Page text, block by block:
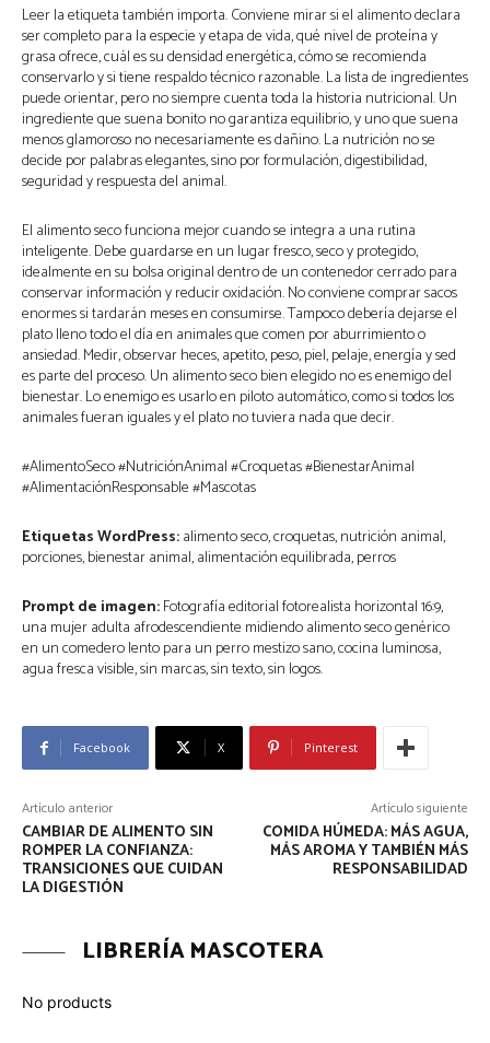
Leer la etiqueta también importa. Conviene mirar si el alimento declara
ser completo para la especie y etapa de vida, qué nivel de proteína y
grasa ofrece, cuál es su densidad energética, cómo se recomienda
conservarlo y si tiene respaldo técnico razonable. La lista de ingredientes
puede orientar, pero no siempre cuenta toda la historia nutricional. Un
ingrediente que suena bonito no garantiza equilibrio, y uno que suena
menos glamoroso no necesariamente es dañino. La nutrición no se
decide por palabras elegantes, sino por formulación, digestibilidad,
seguridad y respuesta del animal.
El alimento seco funciona mejor cuando se integra a una rutina
inteligente. Debe guardarse en un lugar fresco, seco y protegido,
idealmente en su bolsa original dentro de un contenedor cerrado para
conservar información y reducir oxidación. No conviene comprar sacos
enormes si tardarán meses en consumirse. Tampoco debería dejarse el
plato lleno todo el día en animales que comen por aburrimiento o
ansiedad. Medir, observar heces, apetito, peso, piel, pelaje, energía y sed
es parte del proceso. Un alimento seco bien elegido no es enemigo del
bienestar. Lo enemigo es usarlo en piloto automático, como si todos los
animales fueran iguales y el plato no tuviera nada que decir.
#AlimentoSeco #NutriciónAnimal #Croquetas #BienestarAnimal
#AlimentaciónResponsable #Mascotas
Etiquetas WordPress:alimento seco, croquetas, nutrición animal,
porciones, bienestar animal, alimentación equilibrada, perros
Prompt de imagen:Fotografía editorial fotorealista horizontal 16:9,
una mujer adulta afrodescendiente midiendo alimento seco genérico
en un comedero lento para un perro mestizo sano, cocina luminosa,
agua fresca visible, sin marcas, sin texto, sin logos.
Facebook X Pinterest
Artículo anterior
CAMBIAR DE ALIMENTO SIN
ROMPER LA CONFIANZA:
TRANSICIONES QUE CUIDAN
LA DIGESTIÓN
Artículo siguiente
COMIDA HÚMEDA: MÁS AGUA,
MÁS AROMA Y TAMBIÉN MÁS
RESPONSABILIDAD
LIBRERÍA MASCOTERA